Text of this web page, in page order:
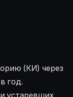
(КИ) через
год.